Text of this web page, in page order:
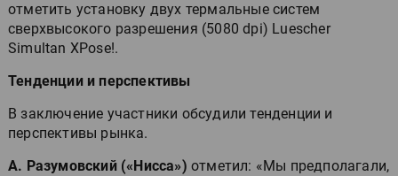
отметить установку двух термальные систем
сверхвысокого разрешения (5080 dpi) Luescher
Simultan XPose!.
Тенденции и перспективы
В заключение участники обсудили тенденции и
перспективы рынка.
А. Разумовский («Нисса») отметил: «Мы предполагали,